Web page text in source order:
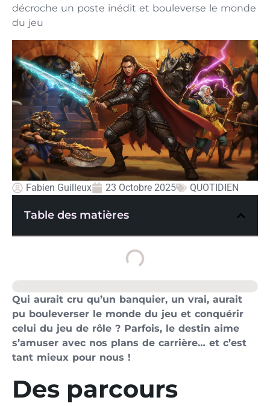
décroche un poste inédit et bouleverse le monde
du jeu
Fabien Guilleux 23 Octobre 2025 QUOTIDIEN
Table des matières
Qui aurait cru qu’un banquier, un vrai, aurait
pu bouleverser le monde du jeu et conquérir
celui du jeu de rôle ? Parfois, le destin aime
s’amuser avec nos plans de carrière… et c’est
tant mieux pour nous !
Des parcours